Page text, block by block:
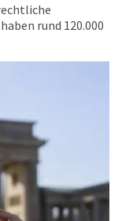
rund 120.000